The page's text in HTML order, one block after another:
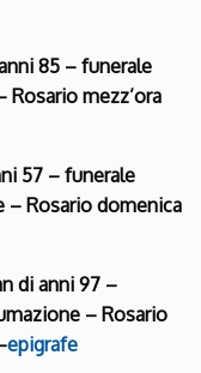
85 – funerale
Rosario mezz’ora
57 – funerale
– Rosario domenica
di anni 97 –
– Rosario
epigrafe